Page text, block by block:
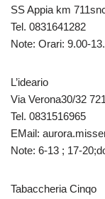
SS Appia km
Tel. 0831641282
Note: Orari: 9.00-
L’ideario
Via Verona30/32
Tel. 0831516965
EMail:
Note: 6-13 ; 17-
Tabaccheria Cinqo